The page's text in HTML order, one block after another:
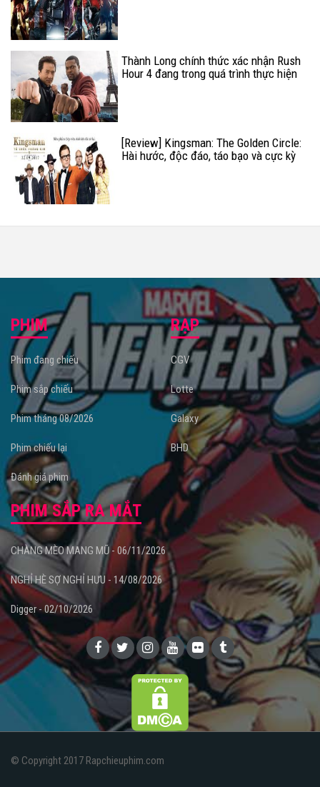
Thành Long chính thức xác nhận Rush
Hour 4 đang trong quá trình thực hiện
[Review] Kingsman: The Golden Circle:
Hài hước, độc đáo, táo bạo và cực kỳ
PHIM
Phim đang chiếu
Phim sắp chiếu
Phim tháng 08/2026
Phim chiếu lại
Đánh giá phim
RẠP
CGV
Lotte
Galaxy
BHD
PHIM SẮP RA MẮT
CHÀNG MÈO MANG MŨ - 06/11/2026
NGHỈ HÈ SỢ NGHỈ HƯU - 14/08/2026
Digger - 02/10/2026
© Copyright 2017 Rapchieuphim.com